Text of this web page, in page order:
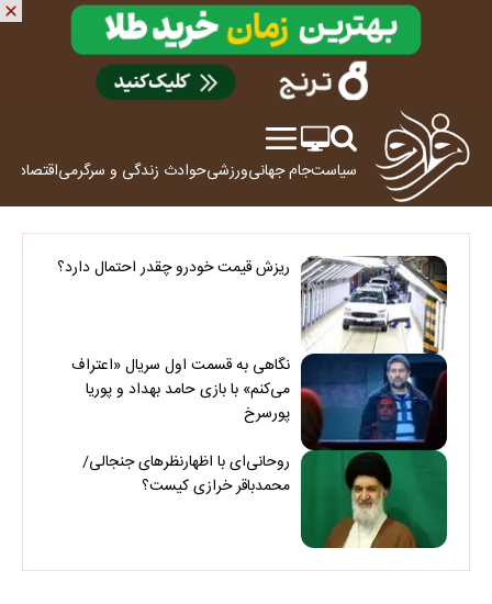
سیاستجام جهانیورزشیحوادث زندگی و سرگرمیاقتصاد
ریزش قیمت خودرو چقدر احتمال دارد؟
نگاهی به قسمت اول سریال «اعتراف
می‌کنم» با بازی حامد بهداد و پوریا
پورسرخ
روحانی‌ای با اظهارنظرهای جنجالی/
محمدباقر خرازی کیست؟